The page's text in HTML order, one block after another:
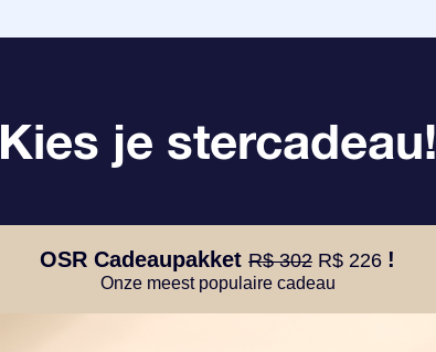
Kies je stercadeau!
OSR Cadeaupakket R$ 302 R$ 226 !
Onze meest populaire cadeau